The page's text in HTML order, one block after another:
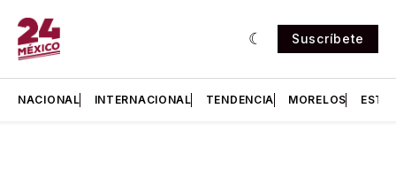
Suscríbete
NACIONAL INTERNACIONAL TENDENCIA MORELOS